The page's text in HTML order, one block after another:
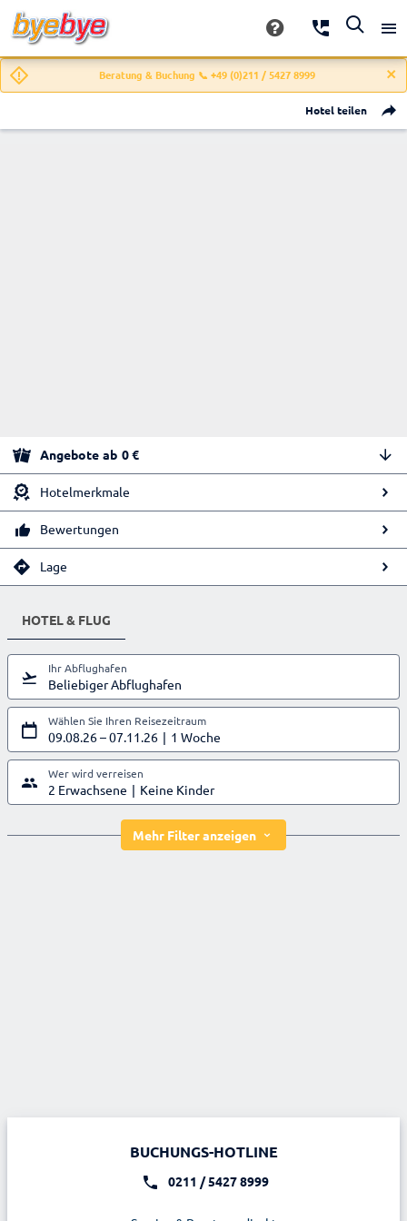
Beratung & Buchung 📞 +49 (0)211 / 5427 8999
Hotel teilen
Angebote ab 0€
Hotelmerkmale
Bewertungen
Lage
HOTEL & FLUG
Ihr Abflughafen
Beliebiger Abflughafen
Wählen Sie Ihren Reisezeitraum
09.08.26–07.11.26 1 Woche
Wer wird verreisen
2 Erwachsene Keine Kinder
Mehr Filter anzeigen
BUCHUNGS-HOTLINE
0211 / 5427 8999